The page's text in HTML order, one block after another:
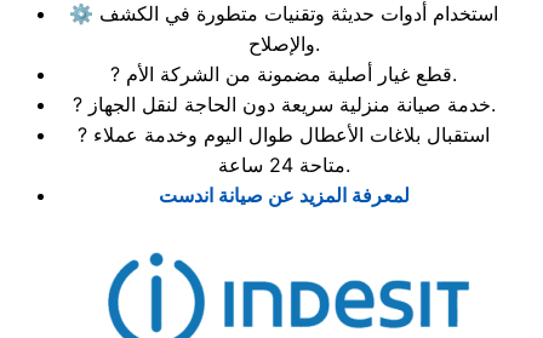
⚙️ استخدام أدوات حديثة وتقنيات متطورة في الكشف
والإصلاح.
? قطع غيار أصلية مضمونة من الشركة الأم.
? خدمة صيانة منزلية سريعة دون الحاجة لنقل الجهاز.
? استقبال بلاغات الأعطال طوال اليوم وخدمة عملاء
متاحة 24 ساعة.
لمعرفة المزيد عن صيانة اندست